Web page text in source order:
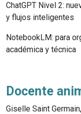
ChatGPT Nivel 2:
y flujos inteligentes
NotebookLM: para
académica y técnica
Docente
Giselle Saint